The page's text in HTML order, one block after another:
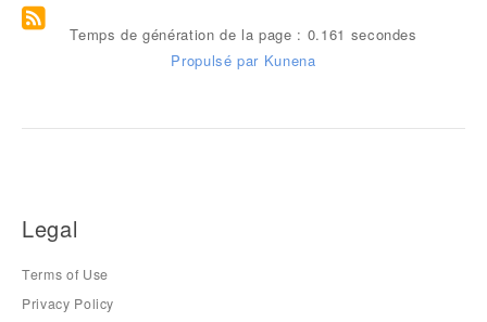
Temps de génération de la page : 0.161 secondes
Propulsé par Kunena
Legal
Terms of Use
Privacy Policy